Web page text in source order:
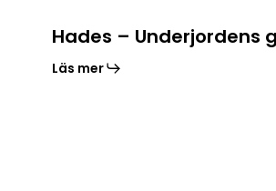
Hades – Underjordens
Läs mer